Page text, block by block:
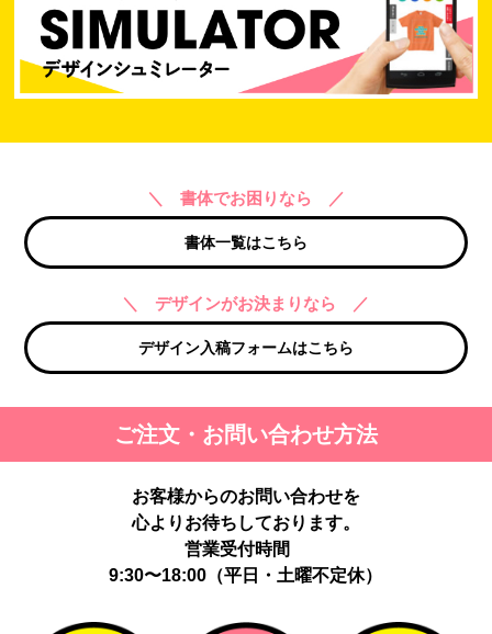
＼ 書体でお困りなら ／
書体一覧はこちら
＼ デザインがお決まりなら ／
デザイン入稿フォームはこちら
ご注文・お問い合わせ方法
お客様からのお問い合わせを
心よりお待ちしております。
営業受付時間
9:30〜18:00（平日・土曜不定休）